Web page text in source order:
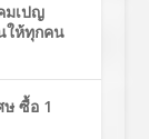
มเปญ
ให้ทุกคน
ซื้อ 1